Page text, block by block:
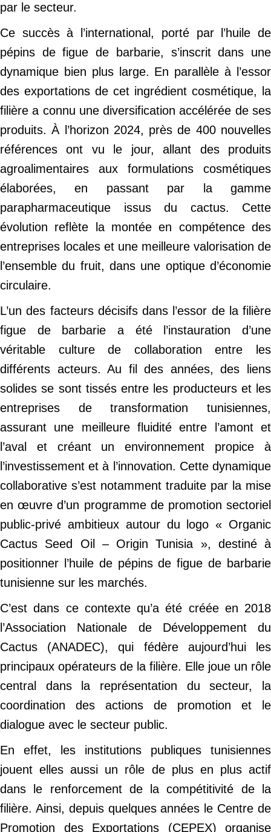
par le secteur.
Ce succès à l’international, porté par l’huile de
pépins de figue de barbarie, s’inscrit dans une
dynamique bien plus large. En parallèle à l’essor
des exportations de cet ingrédient cosmétique, la
filière a connu une diversification accélérée de ses
produits. À l’horizon 2024, près de 400 nouvelles
références ont vu le jour, allant des produits
agroalimentaires aux formulations cosmétiques
élaborées, en passant par la gamme
parapharmaceutique issus du cactus. Cette
évolution reflète la montée en compétence des
entreprises locales et une meilleure valorisation de
l’ensemble du fruit, dans une optique d’économie
circulaire.
L’un des facteurs décisifs dans l’essor de la filière
figue de barbarie a été l’instauration d’une
véritable culture de collaboration entre les
différents acteurs. Au fil des années, des liens
solides se sont tissés entre les producteurs et les
entreprises de transformation tunisiennes,
assurant une meilleure fluidité entre l’amont et
l’aval et créant un environnement propice à
l’investissement et à l’innovation. Cette dynamique
collaborative s’est notamment traduite par la mise
en œuvre d’un programme de promotion sectoriel
public-privé ambitieux autour du logo « Organic
Cactus Seed Oil – Origin Tunisia », destiné à
positionner l’huile de pépins de figue de barbarie
tunisienne sur les marchés.
C’est dans ce contexte qu’a été créée en 2018
l’Association Nationale de Développement du
Cactus (ANADEC), qui fédère aujourd’hui les
principaux opérateurs de la filière. Elle joue un rôle
central dans la représentation du secteur, la
coordination des actions de promotion et le
dialogue avec le secteur public.
En effet, les institutions publiques tunisiennes
jouent elles aussi un rôle de plus en plus actif
dans le renforcement de la compétitivité de la
filière. Ainsi, depuis quelques années le Centre de
Promotion des Exportations (CEPEX) organise